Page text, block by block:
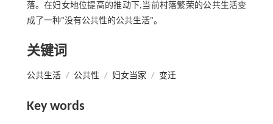
落。在妇女地位提高的推动下,当前村落繁荣的公共生活变
成了一种"没有公共性的公共生活"。
关键词
公共生活 / 公共性 / 妇女当家 / 变迁
Key words